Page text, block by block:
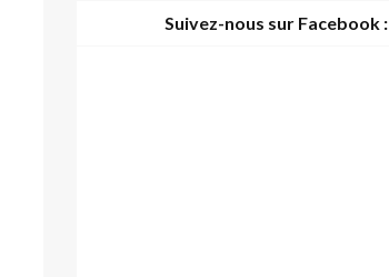
Suivez-nous sur Facebook :